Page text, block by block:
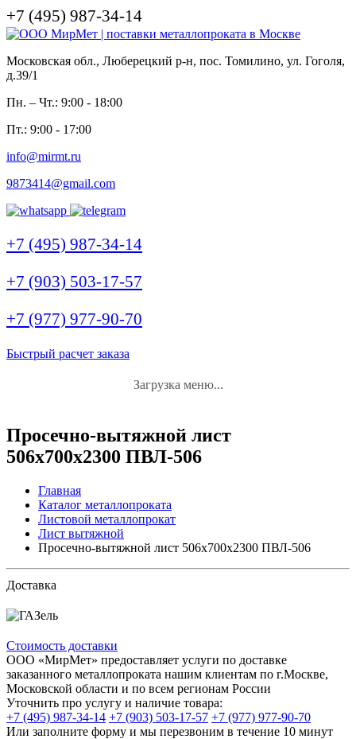
+7 (495) 987-34-14
Московская обл., Люберецкий р-н, пос. Томилино, ул. Гоголя,
д.39/1
Пн. – Чт.: 9:00 - 18:00
Пт.: 9:00 - 17:00
info@mirmt.ru
9873414@gmail.com
+7 (495) 987-34-14
+7 (903) 503-17-57
+7 (977) 977-90-70
Быстрый расчет заказа
Загрузка меню...
Просечно-вытяжной лист
506х700х2300 ПВЛ-506
Главная
Каталог металлопроката
Листовой металлопрокат
Лист вытяжной
Просечно-вытяжной лист 506х700х2300 ПВЛ-506
Доставка
Стоимость доставки
ООО «МирМет» предоставляет услуги по доставке
заказанного металлопроката нашим клиентам по г.Москве,
Московской области и по всем регионам России
Уточнить про услугу и наличие товара:
+7 (495) 987-34-14 +7 (903) 503-17-57 +7 (977) 977-90-70
Или заполните форму и мы перезвоним в течение 10 минут